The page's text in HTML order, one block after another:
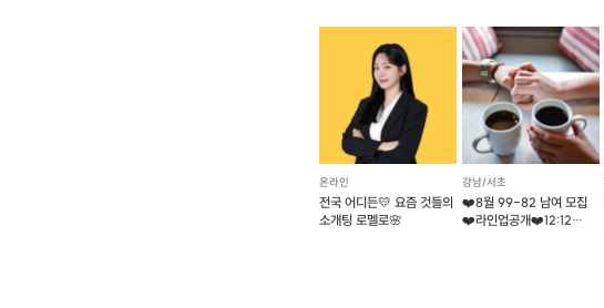
[클래스 안내]
·프립 진행 가능 시간
온라인
전국 어디든💛 요즘 것들의
소개팅 로멜로🌸
강남/서초
❤️8월 99-82 남여 모집
❤️라인업공개❤️12:12